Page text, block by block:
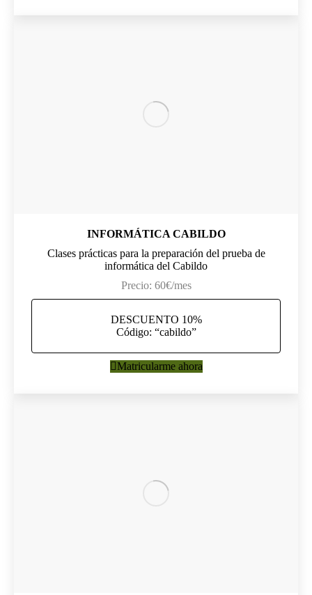
INFORMÁTICA CABILDO
Clases prácticas para la preparación del prueba de
informática del Cabildo
Precio: 60€/mes
DESCUENTO 10%
Código: “cabildo”
Matricularme ahora